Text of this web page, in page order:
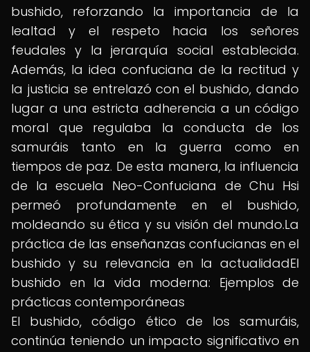
bushido, reforzando la importancia de la
lealtad y el respeto hacia los señores
feudales y la jerarquía social establecida.
Además, la idea confuciana de la rectitud y
la justicia se entrelazó con el bushido, dando
lugar a una estricta adherencia a un código
moral que regulaba la conducta de los
samuráis tanto en la guerra como en
tiempos de paz. De esta manera, la influencia
de la escuela Neo-Confuciana de Chu Hsi
permeó profundamente en el bushido,
moldeando su ética y su visión del mundo.La
práctica de las enseñanzas confucianas en el
bushido y su relevancia en la actualidadEl
bushido en la vida moderna: Ejemplos de
prácticas contemporáneas
El bushido, código ético de los samuráis,
continúa teniendo un impacto significativo en